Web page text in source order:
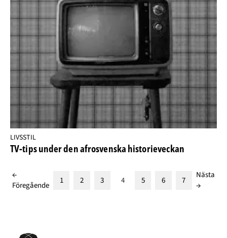
LIVSSTIL
TV-tips under den afrosvenska historieveckan
←
Föregående
1 2 3 4 5 6 7
Nästa
→